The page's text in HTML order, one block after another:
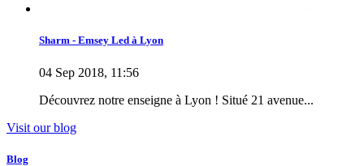
Sharm - Emsey Led à Lyon
04 Sep 2018, 11:56
Découvrez notre enseigne à Lyon ! Situé 21 avenue...
Visit our blog
Blog